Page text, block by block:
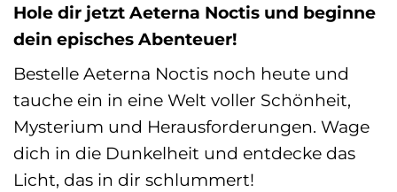
Hole dir jetzt Aeterna Noctis und beginne
dein episches Abenteuer!
Bestelle Aeterna Noctis noch heute und
tauche ein in eine Welt voller Schönheit,
Mysterium und Herausforderungen. Wage
dich in die Dunkelheit und entdecke das
Licht, das in dir schlummert!